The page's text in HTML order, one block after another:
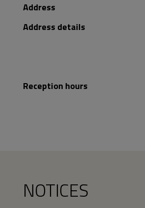
Address
Address details
Reception hours
NOTICES